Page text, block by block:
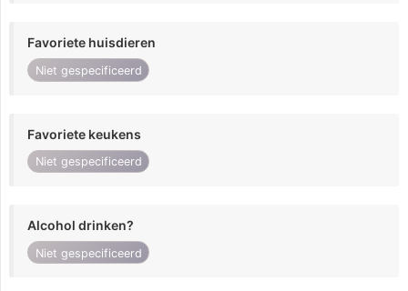
Favoriete huisdieren
Niet gespecificeerd
Favoriete keukens
Niet gespecificeerd
Alcohol drinken?
Niet gespecificeerd